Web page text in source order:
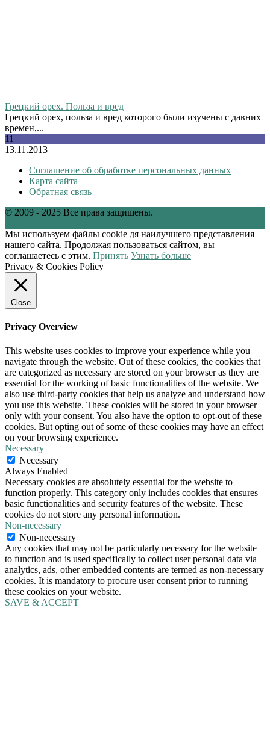
Грецкий орех. Польза и вред
Грецкий орех, польза и вред которого были изучены с давних
времен,...
11
13.11.2013
Соглашение об обработке персональных данных
Карта сайта
Обратная связь
© 2009 - 2025 Все права защищены.
Мы используем файлы cookie дя наилучшего представления
нашего сайта. Продолжая пользоваться сайтом, вы
соглашаетесь с этим. Принять Узнать больше
Privacy & Cookies Policy
Close
Privacy Overview
This website uses cookies to improve your experience while you
navigate through the website. Out of these cookies, the cookies that
are categorized as necessary are stored on your browser as they are
essential for the working of basic functionalities of the website. We
also use third-party cookies that help us analyze and understand how
you use this website. These cookies will be stored in your browser
only with your consent. You also have the option to opt-out of these
cookies. But opting out of some of these cookies may have an effect
on your browsing experience.
Necessary
Necessary
Always Enabled
Necessary cookies are absolutely essential for the website to
function properly. This category only includes cookies that ensures
basic functionalities and security features of the website. These
cookies do not store any personal information.
Non-necessary
Non-necessary
Any cookies that may not be particularly necessary for the website
to function and is used specifically to collect user personal data via
analytics, ads, other embedded contents are termed as non-necessary
cookies. It is mandatory to procure user consent prior to running
these cookies on your website.
SAVE & ACCEPT